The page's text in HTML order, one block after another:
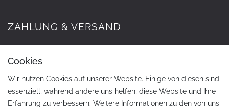
ZAHLUNG & VERSAND
Cookies
Wir nutzen Cookies auf unserer Website. Einige von diesen sind
essenziell, während andere uns helfen, diese Website und Ihre
Erfahrung zu verbessern. Weitere Informationen zu den von uns